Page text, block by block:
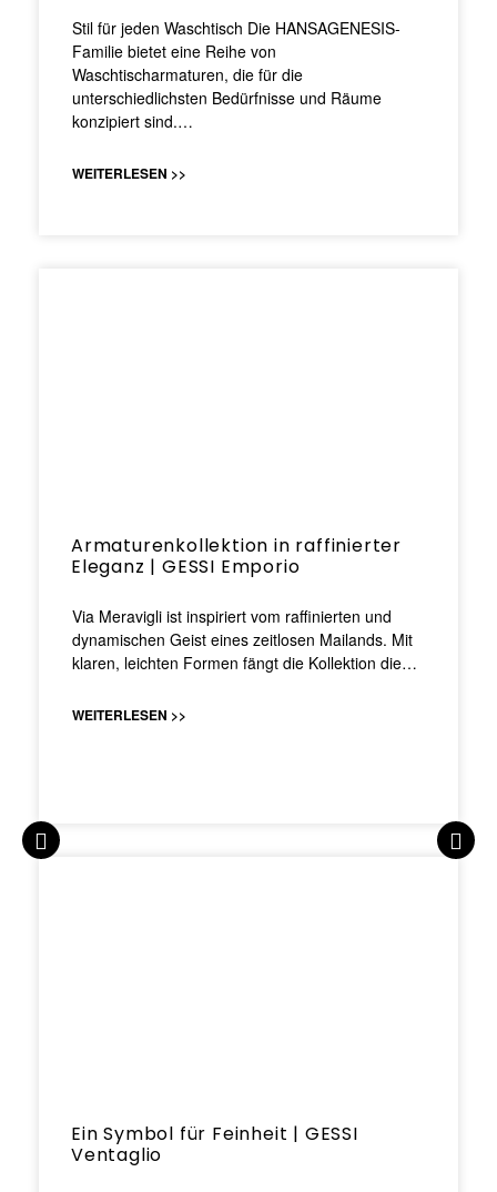
Stil für jeden Waschtisch Die HANSAGENESIS-
Familie bietet eine Reihe von
Waschtischarmaturen, die für die
unterschiedlichsten Bedürfnisse und Räume
konzipiert sind.…
WEITERLESEN >>
Armaturenkollektion in raffinierter
Eleganz | GESSI Emporio
Via Meravigli ist inspiriert vom raffinierten und
dynamischen Geist eines zeitlosen Mailands. Mit
klaren, leichten Formen fängt die Kollektion die…
WEITERLESEN >>
Ein Symbol für Feinheit | GESSI
Ventaglio